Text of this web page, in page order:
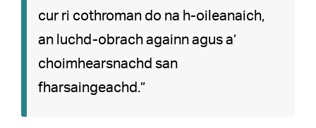
cur ri cothroman do na h-oileanaich,
an luchd-obrach againn agus a’
choimhearsnachd san
fharsaingeachd.”